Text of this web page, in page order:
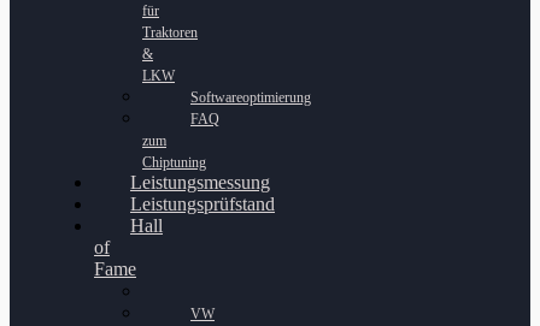
für
Traktoren
&
LKW
Softwareoptimierung
FAQ
zum
Chiptuning
Leistungsmessung
Leistungsprüfstand
Hall
of
Fame
VW